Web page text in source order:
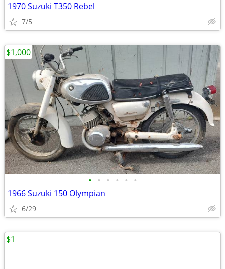
1970 Suzuki T350 Rebel
7/5
• • • • • •
1966 Suzuki 150 Olympian
6/29
$1,000
$1